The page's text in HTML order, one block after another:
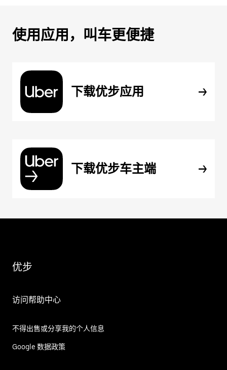
使用应用，叫车更便捷
下载优步应用
下载优步车主端
优步
访问帮助中心
不得出售或分享我的个人信息
Google 数据政策